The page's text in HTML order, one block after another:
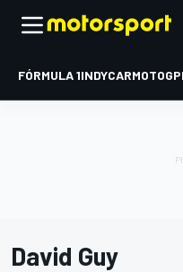
FÓRMULA 1INDYCARMOTOGP
David Guy